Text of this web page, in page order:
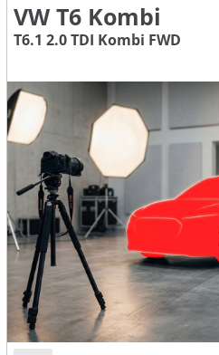
VW T6 Kombi
T6.1 2.0 TDI Kombi FWD